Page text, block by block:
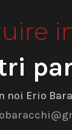
noi Erio